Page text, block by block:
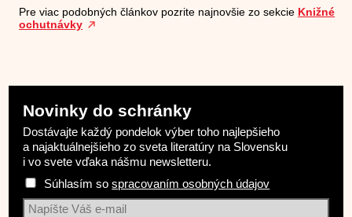
Pre viac podobných článkov pozrite najnovšie zo sekcie Knižné
ochutnávky
Novinky do schránky
Dostávajte každý pondelok výber toho najlepšieho
a najaktuálnejšieho zo sveta literatúry na Slovensku
i vo svete vďaka nášmu newsletteru.
Súhlasím sospracovaním osobných údajov